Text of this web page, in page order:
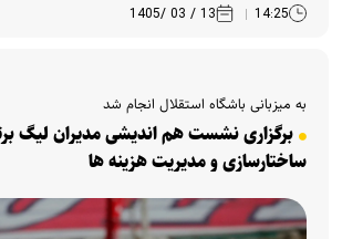
14:25
13 / 03 /1405
به میزبانی باشگاه استقلال انجام شد
برگزاری نشست هم اندیشی مدیران لیگ
ساختارسازی و مدیریت هزینه ها